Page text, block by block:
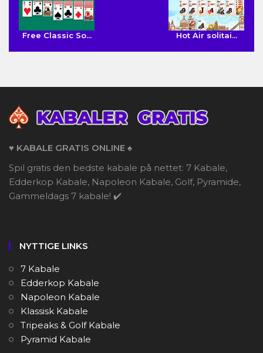
Free Classic So... Hot Air solitai...
♥️ KABALE GRATIS ONLINE ♠️
Spil gratis den bedste kabale på nettet: 7 Kabale,
Edderkop Kabale, Napoleon Kabale, Golf, Pyramide,
Gammeldags 7 kabale! ✔️
NYTTIGE LINKS
7 Kabale
Edderkop Kabale
Napoleon Kabale
Klassisk Kabale
Tripeaks & Golf Kabale
Pyramid Kabale